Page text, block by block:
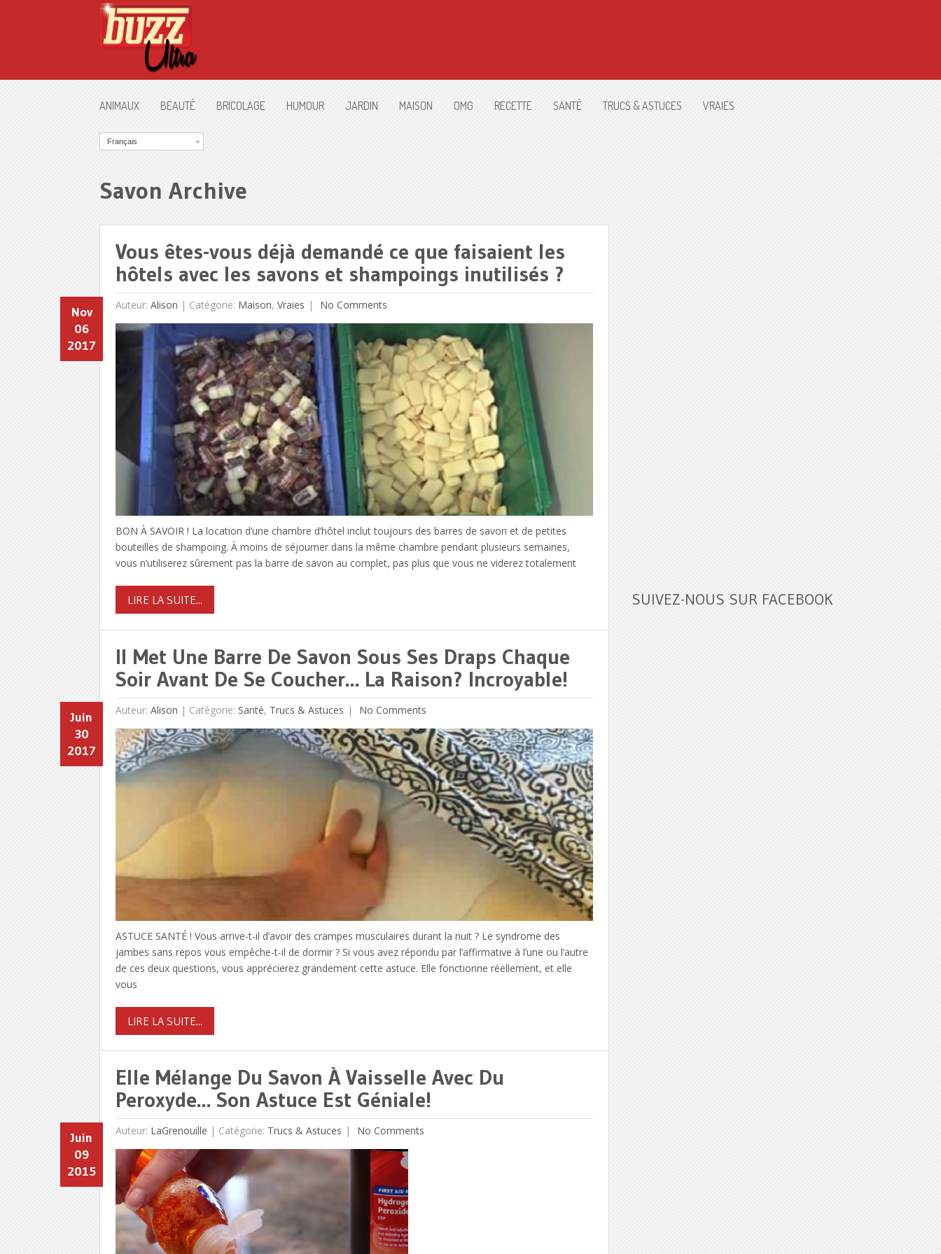
ANIMAUX BEAUTÉ BRICOLAGE HUMOUR JARDIN MAISON OMG RECETTE SANTÉ TRUCS & ASTUCES VRAIES
Français
Savon Archive
Vous êtes-vous déjà demandé ce que faisaient les
hôtels avec les savons et shampoings inutilisés ?
Auteur: Alison |
Nov
06
2017
Catégorie: Maison, Vraies No Comments
BON À SAVOIR ! La location d’une chambre d’hôtel inclut toujours des barres de savon et de petites
bouteilles de shampoing. À moins de séjourner dans la même chambre pendant plusieurs semaines,
vous n’utiliserez sûrement pas la barre de savon au complet, pas plus que vous ne viderez totalement
LIRE LA SUITE...
Il Met Une Barre De Savon Sous Ses Draps Chaque
Soir Avant De Se Coucher… La Raison? Incroyable!
Auteur: Alison |
Juin
30
2017
Catégorie: Santé, Trucs & Astuces No Comments
ASTUCE SANTÉ ! Vous arrive-t-il d’avoir des crampes musculaires durant la nuit ? Le syndrome des
jambes sans repos vous empêche-t-il de dormir ? Si vous avez répondu par l’affirmative à l’une ou l’autre
de ces deux questions, vous apprécierez grandement cette astuce. Elle fonctionne réellement, et elle
vous
LIRE LA SUITE...
Elle Mélange Du Savon À Vaisselle Avec Du
Peroxyde… Son Astuce Est Géniale!
Auteur: LaGrenouille |
Juin
09
2015
Catégorie: Trucs & Astuces No Comments
SUIVEZ-NOUS SUR FACEBOOK